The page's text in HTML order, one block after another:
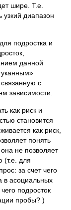
шире. Т.е.
диапазон
подростка и
данной
с
зависимости.
как риск и
становится
как риск,
понять
не позволяет
(т.е. для
за счет чего
в асоциальных
подросток
пробы? )